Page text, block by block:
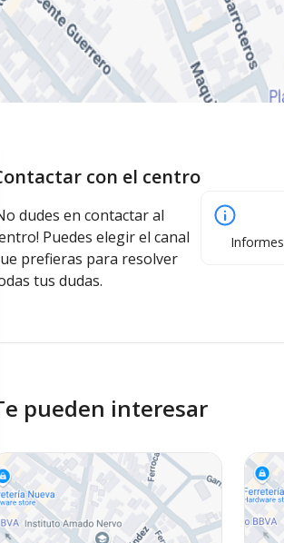
con el centro
dudes en contactar al
Puedes elegir el canal
prefieras para resolver
tus dudas.
Informes
pueden interesar